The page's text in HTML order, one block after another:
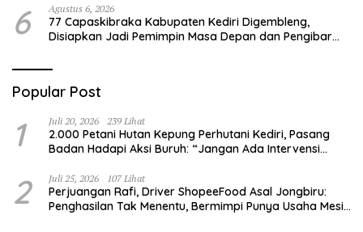
6 Agustus 6, 2026
77 Capaskibraka Kabupaten Kediri Digembleng,
Disiapkan Jadi Pemimpin Masa Depan dan Pengibar
Popular Post
1 Juli 20, 2026 239 Lihat
2.000 Petani Hutan Kepung Perhutani Kediri, Pasang
Badan Hadapi Aksi Buruh: “Jangan Ada Intervensi
2 Juli 25, 2026 107 Lihat
Perjuangan Rafi, Driver ShopeeFood Asal Jongbiru:
Penghasilan Tak Menentu, Bermimpi Punya Usaha Mesin